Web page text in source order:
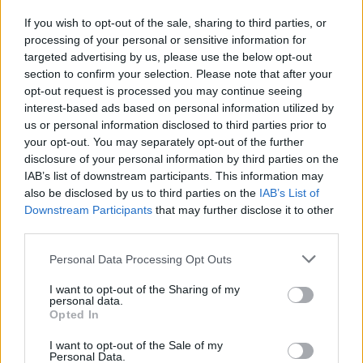
If you wish to opt-out of the sale, sharing to third parties, or
processing of your personal or sensitive information for
targeted advertising by us, please use the below opt-out
section to confirm your selection. Please note that after your
opt-out request is processed you may continue seeing
interest-based ads based on personal information utilized by
us or personal information disclosed to third parties prior to
your opt-out. You may separately opt-out of the further
disclosure of your personal information by third parties on the
IAB’s list of downstream participants. This information may
also be disclosed by us to third parties on the IAB’s List of
Downstream Participants that may further disclose it to other
Personal Data Processing Opt Outs
I want to opt-out of the Sharing of my
personal data.
Opted In
I want to opt-out of the Sale of my
Personal Data.
AUDIENCIAS ESTRENOS STREAMING
GENTE TV CONCURSOS REALITIES
🏆🎬🎾MEJORES Series de DEPORTES